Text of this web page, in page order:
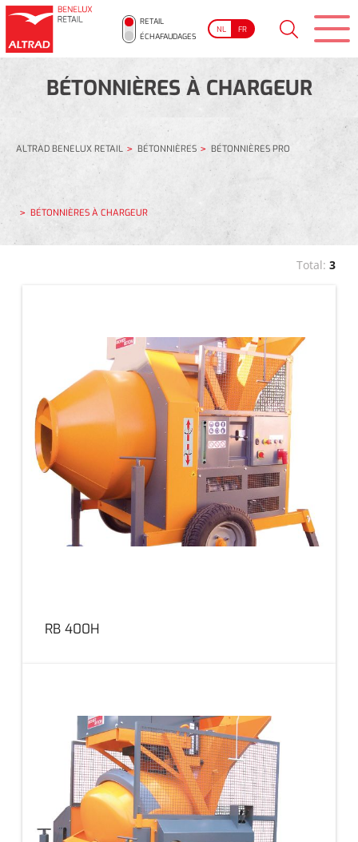
RETAIL
ÉCHAFAUDAGES
NL FR
BÉTONNIÈRES À CHARGEUR
ALTRAD BENELUX RETAIL BÉTONNIÈRES BÉTONNIÈRES PRO
BÉTONNIÈRES À CHARGEUR
Total: 3
RB 400H